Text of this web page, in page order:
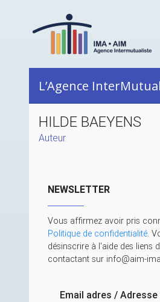
L’Agence
HILDE BAEYENS
Auteur
NEWSLETTER
Vous affirmez avoir pris
Politique de confidentialité.
désinscrire à l'aide des liens
contactant sur info@aim-
Email adres / Adresse